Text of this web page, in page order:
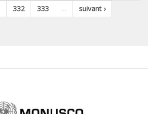
332 333 …
suivant ›